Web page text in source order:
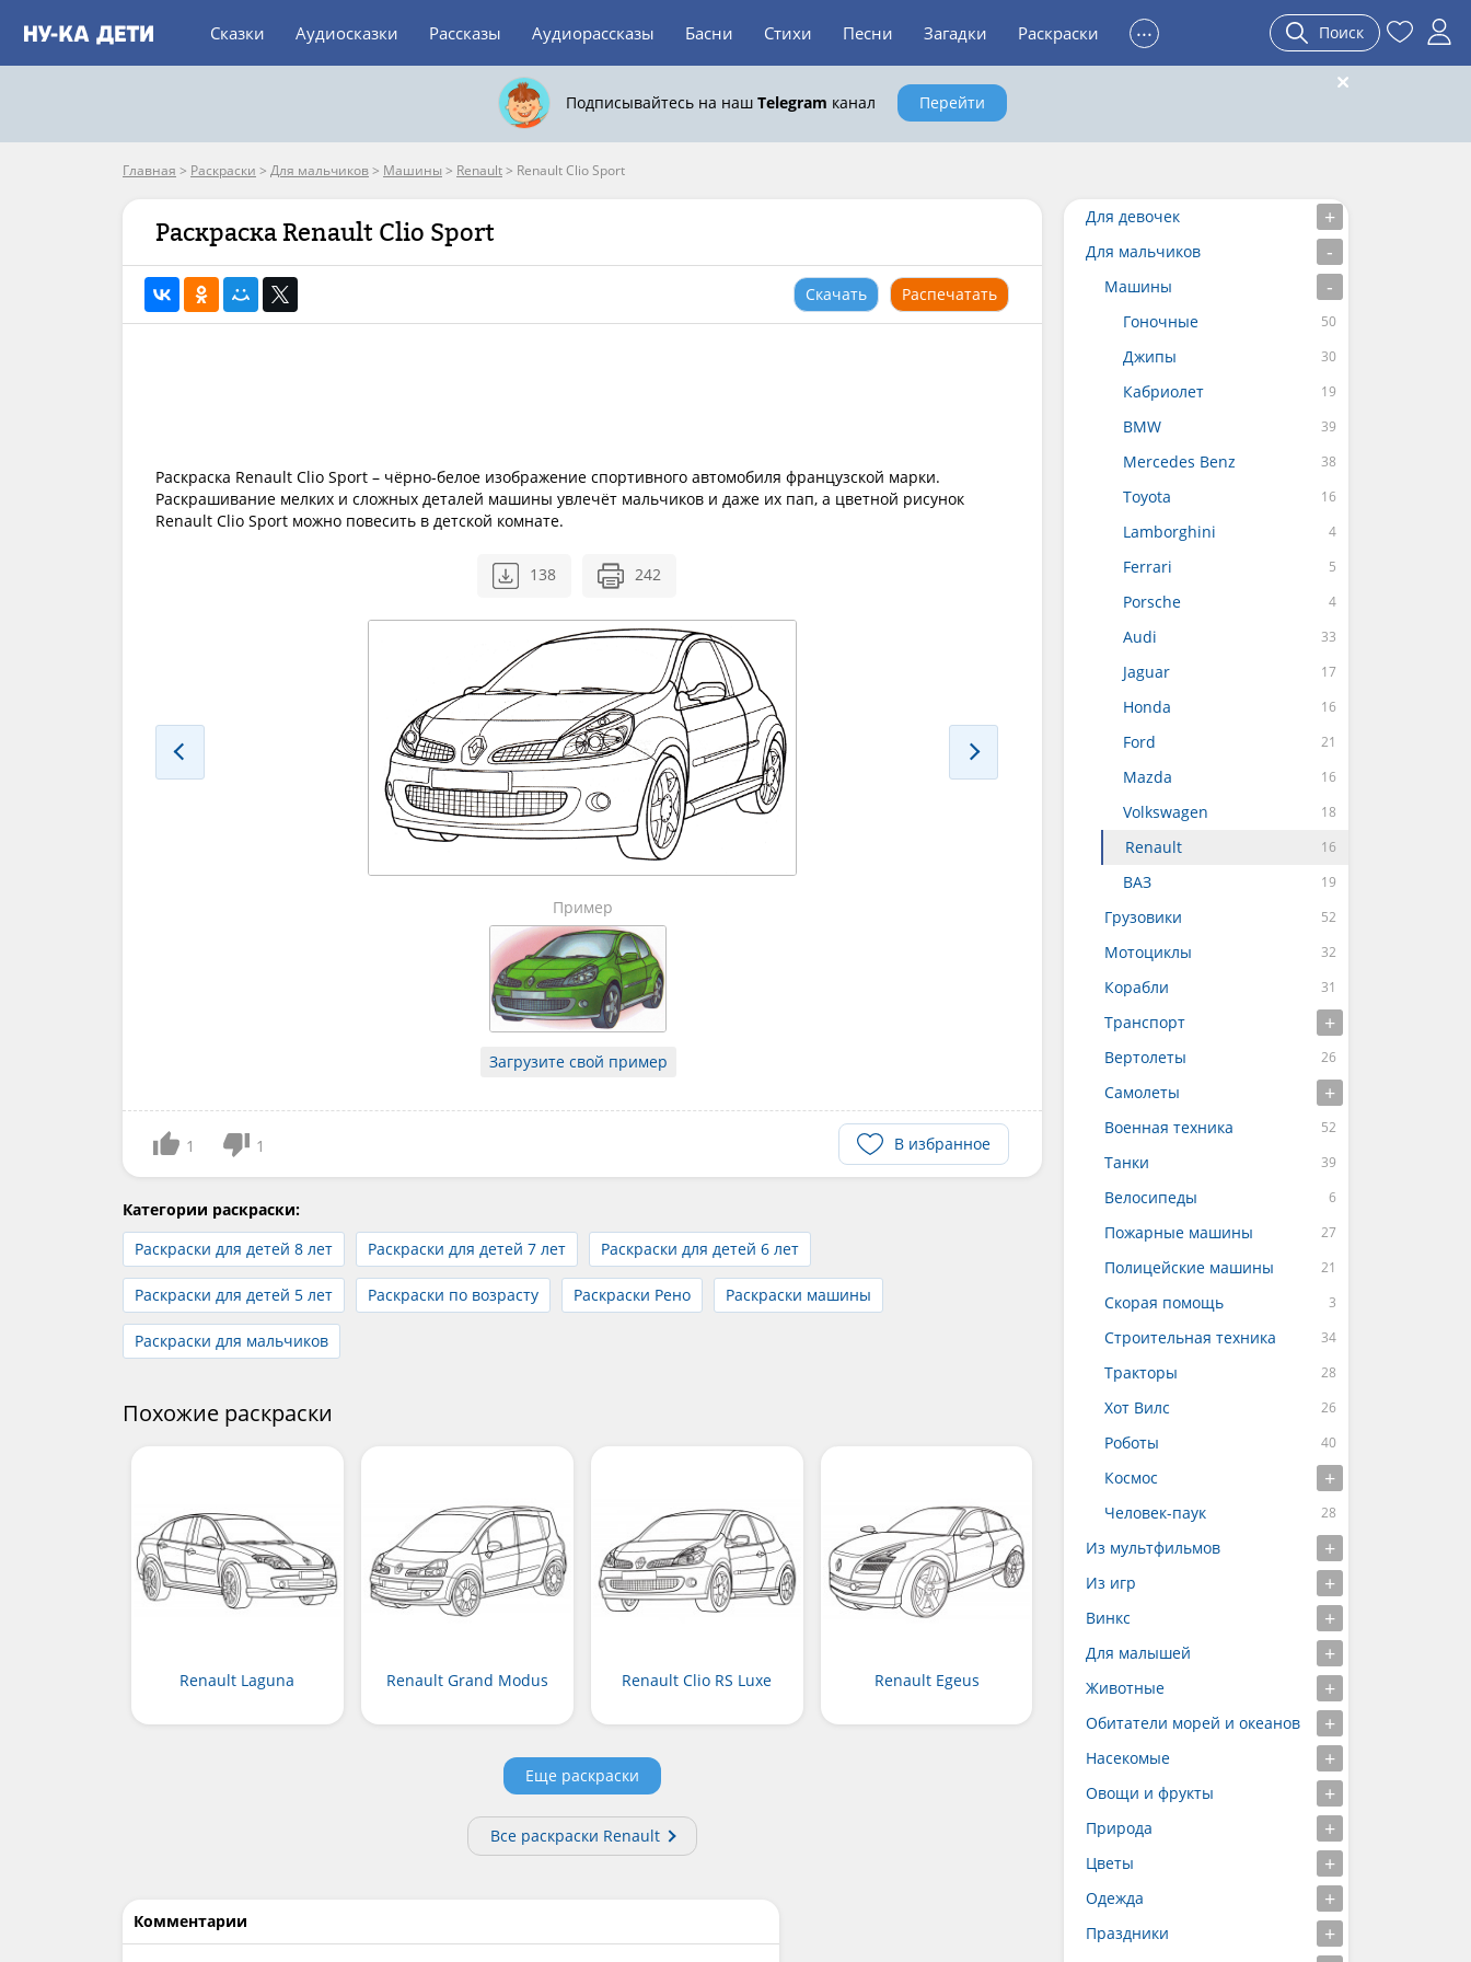
Сказки Аудиосказки Рассказы Аудиорассказы Басни Стихи Песни Загадки Раскраски ... Поиск
Подписывайтесь на наш Telegram канал Перейти
Главная > Раскраски > Для мальчиков> Машины > Renault> Renault Clio Sport
Раскраска Renault Clio Sport
Скачать Распечатать
Раскраска Renault Clio Sport – чёрно-белое изображение спортивного автомобиля французской марки.
Раскрашивание мелких и сложных деталей машины увлечёт мальчиков и даже их пап, а цветной рисунок
Renault Clio Sport можно повесить в детской комнате.
138 242
Пример
Загрузите свой пример
1 1 В избранное
Категории раскраски:
Раскраски для детей 8 лет
Раскраски для детей 7 лет Раскраски для детей 6 лет
Раскраски для детей 5 лет Раскраски по возрасту Раскраски Рено Раскраски машины
Раскраски для мальчиков
Похожие раскраски
Renault Laguna Renault Grand Modus Renault Clio RS Luxe Renault Egeus
Еще раскраски
Все раскраски Renault
Комментарии
Для девочек
Для мальчиков
Машины
Гоночные
Джипы
Кабриолет
BMW
Mercedes Benz
Toyota
Lamborghini
Ferrari
Porsche
Audi
Jaguar
Honda
Ford
Mazda
Volkswagen
Renault
ВАЗ
Грузовики
Мотоциклы
Корабли
Транспорт
Вертолеты
Самолеты
Военная техника
Танки
Велосипеды
Пожарные машины
Полицейские машины
Скорая помощь
Строительная техника
Тракторы
Хот Вилс
Роботы
Космос
Человек-паук
Из мультфильмов
Из игр
Винкс
Для малышей
Животные
Обитатели морей и океанов
Насекомые
Овощи и фрукты
Природа
Цветы
Одежда
Праздники